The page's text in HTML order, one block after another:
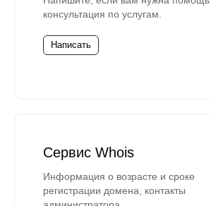
консультация по услугам.
Написать
Сервис Whois
Информация о возрасте и сроке
регистрации домена, контакты